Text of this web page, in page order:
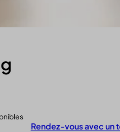
Rendez-vous avec un